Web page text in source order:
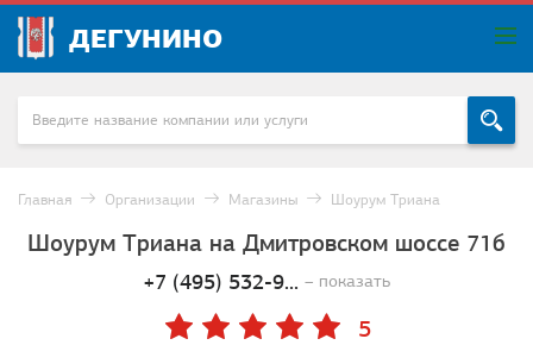
ДЕГУНИНО
Главная Организации Магазины Шоурум Триана
Шоурум Триана на Дмитровском шоссе 71б
+7 (495) 532-9... – показать
5